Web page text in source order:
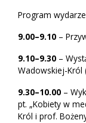
Program
9.00–9.10 –
9.10–9.30 –
Wadowskiej-Król
9.30–10.00 –
pt. „Kobiety w
Król i prof.